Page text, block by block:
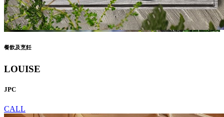
餐飲及烹飪
LOUISE
JPC
CALL